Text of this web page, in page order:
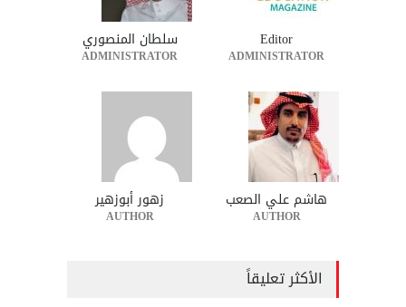
Editor
ADMINISTRATOR
سلطان المنصوري
ADMINISTRATOR
هاشم علي الصعب
AUTHOR
زهور أبوزهير
AUTHOR
الأكثر تعليقاً